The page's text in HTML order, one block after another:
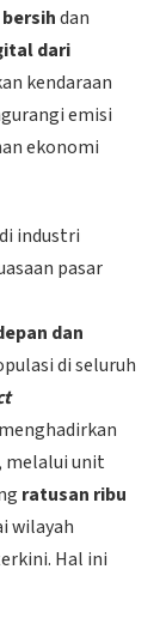
dan
dari
kendaraan
emisi
ekonomi
industri
pasar
dan
di seluruh
melalui unit
ratusan ribu
wilayah
Hal ini